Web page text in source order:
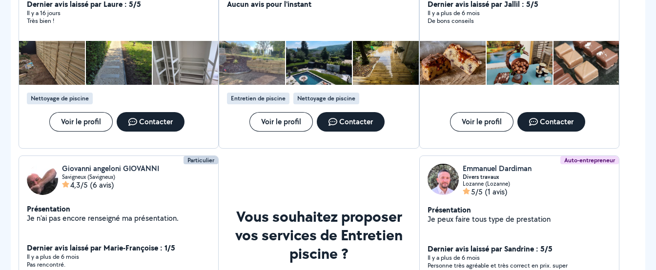
Dernier avis laissé par Laure : 5/5
Il y a 16 jours
Très bien !
Nettoyage de piscine
Voir le profil Contacter
d'espaces verts ainsi que l'entretien de vos piscines et
Aucun avis pour l'instant
Entretien de piscine Nettoyage de piscine
Voir le profil Contacter
Dernier avis laissé par Jallil : 5/5
Il y a plus de 6 mois
De bons conseils
Voir le profil Contacter
Particulier
Giovanni angeloni GIOVANNI
Savigneux (Savigneux)
4,3/5 (6 avis)
Présentation
Je n'ai pas encore renseigné ma présentation.
Dernier avis laissé par Marie-Françoise : 1/5
Il y a plus de 6 mois
Pas rencontré.
Vous souhaitez proposer
vos services de Entretien
piscine ?
Auto-entrepreneur
Emmanuel Dardiman
Divers travaux
Lozanne (Lozanne)
5/5 (1 avis)
Présentation
Je peux faire tous type de prestation
Dernier avis laissé par Sandrine : 5/5
Il y a plus de 6 mois
Personne très agréable et très correct en prix. super